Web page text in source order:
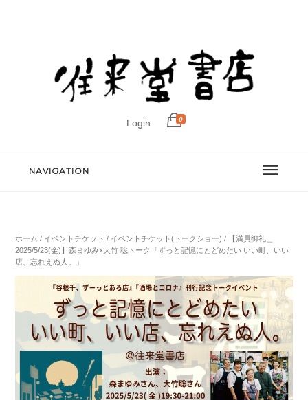
Login 0
NAVIGATION
ホーム / イベントチケット / イベントチケット(トークショー) / 【満員御礼＿
2025/5/23(金)】森まゆみ×大竹 聡トーク『ずっと記憶にとどめたい いい町、いい
店、忘れえぬ人。」